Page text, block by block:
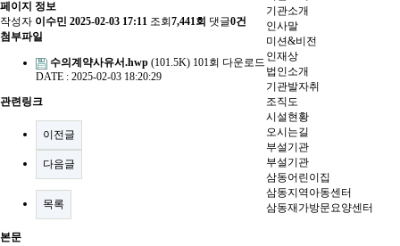
기관소개
인사말
미션&비전
인재상
법인소개
기관발자취
조직도
시설현황
오시는길
부설기관
부설기관
삼동어린이집
삼동지역아동센터
삼동재가방문요양센터
페이지 정보
작성자 이수민 2025-02-03 17:11 조회 7,441회 댓글0건
첨부파일
수의계약사유서.hwp (101.5K) 101회 다운로드
DATE : 2025-02-03 18:20:29
관련링크
이전글
다음글
목록
본문